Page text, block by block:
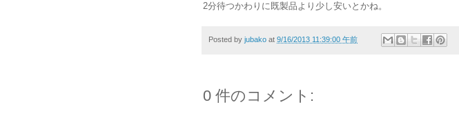
2分待つかわりに既製品より少し安いとかね。
Posted by jubako at 9/16/2013 11:39:00 午前
0 件のコメント: